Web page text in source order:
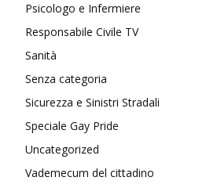
Psicologo e Infermiere
Responsabile Civile TV
Sanità
Senza categoria
Sicurezza e Sinistri Stradali
Speciale Gay Pride
Uncategorized
Vademecum del cittadino